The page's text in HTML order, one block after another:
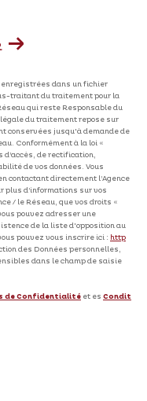
dans un fichier
traitant du traitement pour la
qui reste Responsable du
du traitement repose sur
conservées jusqu'à demande de
Conformément à la loi «
de rectification,
de vos données. Vous
contactant directement l’Agence
plus d’informations sur vos
/ le Réseau, que vos droits «
pouvez adresser une
de la liste d'opposition au
pouvez vous inscrire ici : http
des Données personnelles,
dans le champ de saisie
de Confidentialité et es Condit